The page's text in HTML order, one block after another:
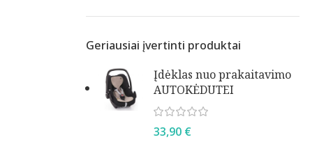
Geriausiai įvertinti produktai
Įdėklas nuo prakaitavimo
AUTOKĖDUTEI
33,90 €